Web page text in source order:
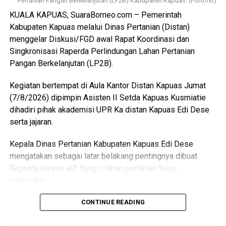
“Pemerintah Kabupaten Kapuas berharap proses
pemotongan unggas dapat berlangsung lebih tertata
memenuhi standar kesehatan masyarakat serta
menghasilkan produk unggas yang lebih bersih serta aman
dikonsumsi,” ujarnya. (Ujg/SB)
Bagikan ke
WhatsApp
Messenger 0 Twitter/X 0
KUALA KAPUAS, SuaraBorneo.com – Pemerintah
Kabupaten Kapuas melalui Dinas Pertanian (Distan)
menggelar Diskusi/FGD awal Rapat Koordinasi dan
Singkronisasi Raperda Perlindungan Lahan Pertanian
Pangan Berkelanjutan (LP2B).
Kegiatan bertempat di Aula Kantor Distan Kapuas Jumat
(7/8/2026) dipimpin Asisten II Setda Kapuas Kusmiatie
dihadiri pihak akademisi UPR Ka distan Kapuas Edi Dese
serta jajaran.
Kepala Dinas Pertanian Kabupaten Kapuas Edi Dese
mengatakan sebagai latar belakang pentingnya dibuat
Raperda karena alih fungsi lahan pertanian terus
“Penyusunan Raperda sebagai dasar perlindungan lahan
CONTINUE READING